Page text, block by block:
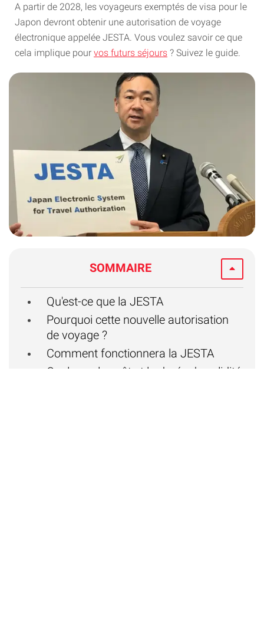
A partir de 2028, les voyageurs exemptés de visa pour le
Japon devront obtenir une autorisation de voyage
électronique appelée JESTA. Vous voulez savoir ce que
cela implique pour vos futurs séjours ? Suivez le guide.
SOMMAIRE
Qu'est-ce que la JESTA
Pourquoi cette nouvelle autorisation
de voyage ?
Comment fonctionnera la JESTA
Quel sera le coût et la durée de validité